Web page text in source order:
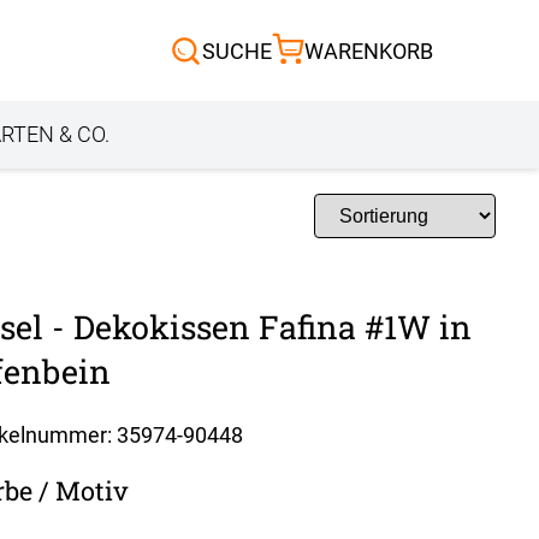
SUCHE WARENKORB
Scheibengardinen
& CO.
- Dekokissen Fafina #1W in
35974-90448
/ Motiv